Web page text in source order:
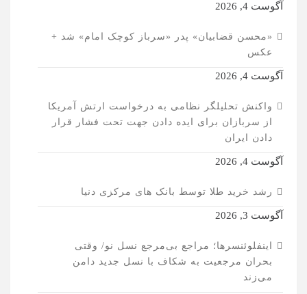
آگوست 4, 2026
«محسن قضابیان» پدر «سرباز کوچک امام» شد +
عکس
آگوست 4, 2026
واکنش تحلیلگر نظامی به درخواست ارتش آمریکا
از سربازان برای ایده دادن جهت تحت فشار قرار
دادن ایران
آگوست 4, 2026
رشد خرید طلا توسط بانک های مرکزی دنیا
آگوست 3, 2026
اینفلوئنسرها؛ مراجع بی‌مرجع نسل نو/ وقتی
بحران مرجعیت به شکاف با نسل جدید دامن
می‌زند